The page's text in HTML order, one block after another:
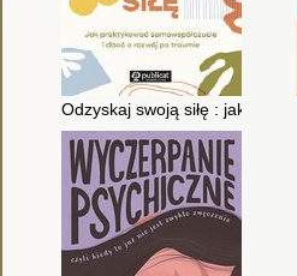
Odzyskaj swoją siłę : jak